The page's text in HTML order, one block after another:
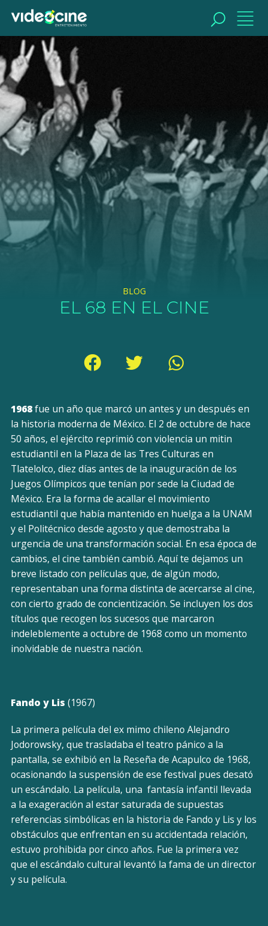
BLOG
EL 68 EN EL CINE
1968fue un año que marcó un antes y un después en
la historia moderna de México. El 2 de octubre de hace
50 años, el ejército reprimió con violencia un mitin
estudiantil en la Plaza de las Tres Culturas en
Tlatelolco, diez días antes de la inauguración de los
Juegos Olímpicos que tenían por sede la Ciudad de
México. Era la forma de acallar el movimiento
estudiantil que había mantenido en huelga a la UNAM
y el Politécnico desde agosto y que demostraba la
urgencia de una transformación social. En esa época de
cambios, el cine también cambió. Aquí te dejamos un
breve listado con películas que, de algún modo,
representaban una forma distinta de acercarse al cine,
con cierto grado de concientización. Se incluyen los dos
títulos que recogen los sucesos que marcaron
indeleblemente a octubre de 1968 como un momento
inolvidable de nuestra nación.
Fando y Lis (1967)
La primera película del ex mimo chileno Alejandro
Jodorowsky, que trasladaba el teatro pánico a la
pantalla, se exhibió en la Reseña de Acapulco de 1968,
ocasionando la suspensión de ese festival pues desató
un escándalo. La película, una fantasía infantil llevada
a la exageración al estar saturada de supuestas
referencias simbólicas en la historia de Fando y Lis y los
obstáculos que enfrentan en su accidentada relación,
estuvo prohibida por cinco años. Fue la primera vez
que el escándalo cultural levantó la fama de un director
y su película.